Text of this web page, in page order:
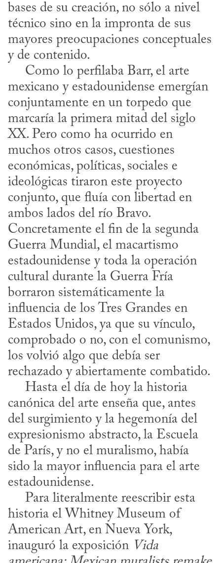
bases de su creación, no sólo a nivel
técnico sino en la impronta de sus
mayores preocupaciones conceptuales
y de contenido.
mexicano y estadounidense emergían
conjuntamente en un torpedo que
marcaría la primera mitad del siglo
XX. Pero como ha ocurrido en
muchos otros casos, cuestiones
económicas, políticas, sociales e
ideológicas tiraron este proyecto
conjunto, que fluía con libertad en
ambos lados del río Bravo.
Concretamente el fin de la segunda
Guerra Mundial, el macartismo
estadounidense y toda la operación
cultural durante la Guerra Fría
borraron sistemáticamente la
influencia de los Tres Grandes en
Estados Unidos, ya que su vínculo,
comprobado o no, con el comunismo,
los volvió algo que debía ser
rechazado y abiertamente combatido.
canónica del arte enseña que, antes
del surgimiento y la hegemonía del
expresionismo abstracto, la Escuela
de París, y no el muralismo, había
sido la mayor influencia para el arte
estadounidense.
historia el Whitney Museum of
American Art, en Nueva York,
inauguró la exposición Vida